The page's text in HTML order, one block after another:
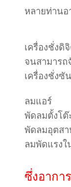
หลายท่านอ
เครื่องชั่งดิ
จนสามารถ
เครื่องชั่งซั
ลมแ
พัดลมตั้
พัดลมอุต
ลมพัดแรง
ซึ่งอากา